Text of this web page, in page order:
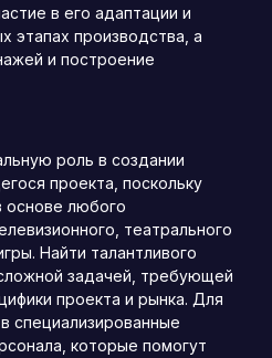
в его адаптации и
этапах производства, а
и построение
роль в создании
проекта, поскольку
основе любого
театрального
Найти талантливого
задачей, требующей
проекта и рынка. Для
специализированные
которые помогут